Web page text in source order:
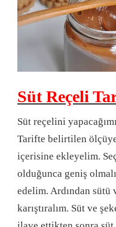
Süt Reçeli
Süt reçelini
Tarifte belirtilen
içerisine ekleyelim.
olduğunca geniş
edelim. Ardından sütü
karıştıralım. Süt ve